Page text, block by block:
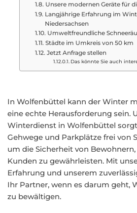
Unsere modernen Geräte für
Langjährige Erfahrung im
Niedersachsen
Umweltfreundliche
Städte im Umkreis von 50 km
Jetzt Anfrage stellen
Das könnte Sie auch
In Wolfenbüttel kann der Winter
eine echte Herausforderung sein.
Winterdienst in Wolfenbüttel sorgt
Gehwege und Parkplätze frei von
um die Sicherheit von
Kunden zu gewährleisten. Mit
Erfahrung und unserem
Ihr Partner, wenn es darum geht,
zu bewältigen.